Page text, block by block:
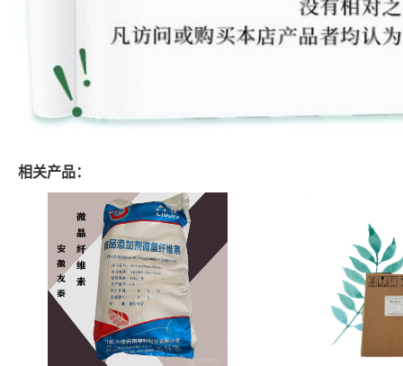
相关产品：